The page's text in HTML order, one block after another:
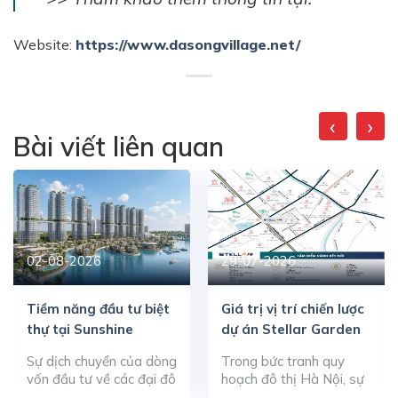
Website: https://www.dasongvillage.net/
Bài viết liên quan
02-08-2026
Tiềm năng đầu tư biệt
thự tại Sunshine
Sự dịch chuyển của dòng
vốn đầu tư về các đại đô
29-07-2026
Giá trị vị trí chiến lược
dự án Stellar Garden
Trong bức tranh quy
hoạch đô thị Hà Nội, sự
‹ ›